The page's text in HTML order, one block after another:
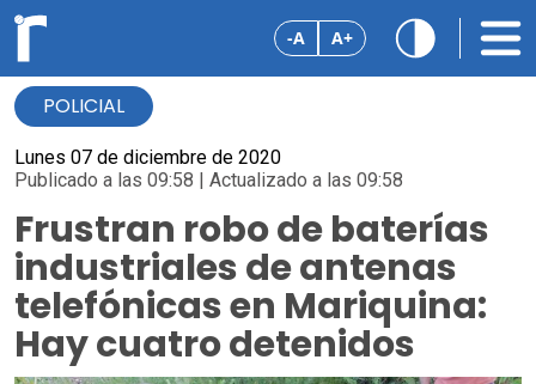
-A A+
POLICIAL
Lunes 07 de diciembre de 2020
Publicado a las 09:58 | Actualizado a las 09:58
Frustran robo de baterías
industriales de antenas
telefónicas en Mariquina:
Hay cuatro detenidos